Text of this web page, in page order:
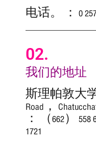
电话。 ： 0
02.
我们的地址
斯理帕敦大学
Road，
： （662）
1721